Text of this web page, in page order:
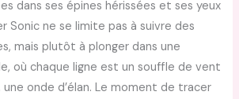
dans ses épines hérissées et ses yeux
Sonic ne se limite pas à suivre des
mais plutôt à plonger dans une
où chaque ligne est un souffle de vent
onde d’élan. Le moment de tracer